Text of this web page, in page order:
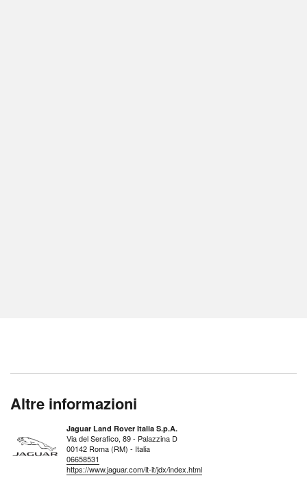
Altre informazioni
Jaguar Land Rover Italia S.p.A.
Via del Serafico, 89 - Palazzina D
00142 Roma (RM) - Italia
06658531
https://www.jaguar.com/it-it/jdx/index.html